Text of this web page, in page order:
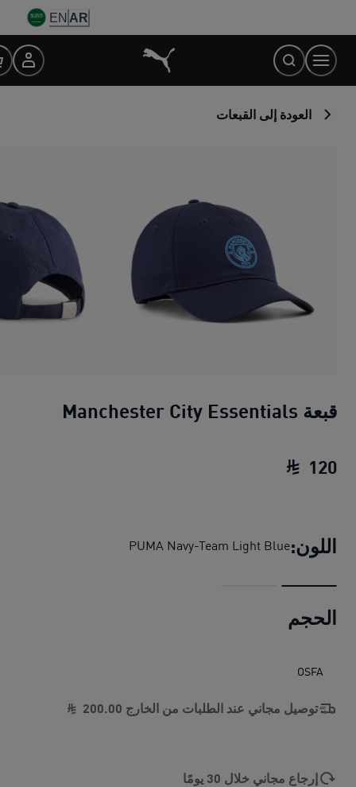
Content
AR
EN
العودة إلى القبعات
قبعة Manchester City Essentials
120
اللون:PUMA Navy-Team Light Blue
الحجم
OSFA
توصيل مجاني عند الطلبات من الخارج 200.00
إرجاع مجاني خلال 30 يومًا